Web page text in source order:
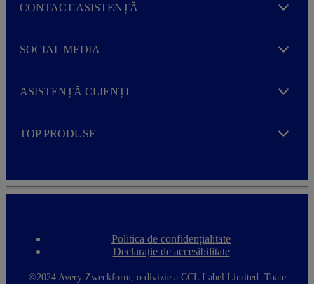
CONTACT ASISTENȚĂ Expand
SOCIAL MEDIA Expand
ASISTENȚĂ CLIENȚI Expand
TOP PRODUSE Expand
F
o
t
Politica de confidențialitate
Declarație de accesibilitate
©2024 Avery Zweckform, o divizie a CCL Label Limited. Toate